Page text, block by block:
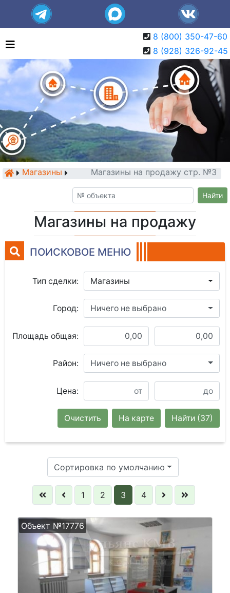
8 (800) 350-47-60
8 (928) 326-92-45
Магазины Магазины на продажу стр. №3
Найти
Магазины на продажу
ПОИСКОВОЕ МЕНЮ
Тип сделки: Магазины
Город: Ничего не выбрано
Площадь общая:
Район: Ничего не выбрано
Цена:
Найти (37)
На карте
Очистить
Сортировка по умолчанию
1 2 3 4
Объект №17776